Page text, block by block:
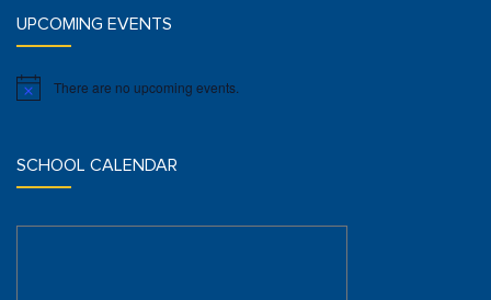
UPCOMING EVENTS
Notice There are no upcoming events.
SCHOOL CALENDAR